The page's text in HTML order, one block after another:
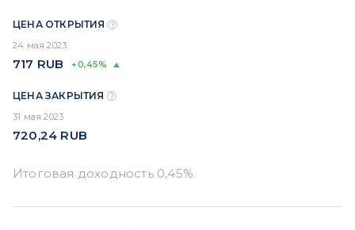
ЦЕНА ОТКРЫТИЯ
24 мая 2023
717 RUB +0,45%
ЦЕНА ЗАКРЫТИЯ
31 мая 2023
720,24 RUB